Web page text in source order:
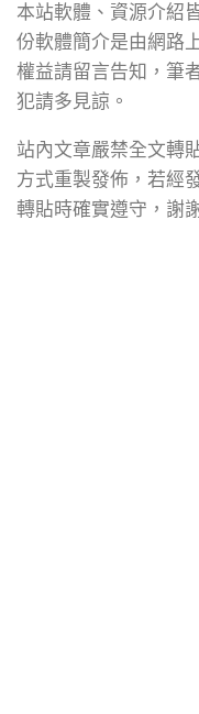
本站軟體、資源介紹
份軟體簡介是由網路
權益請留言告知，筆
犯請多見諒。
站內文章嚴禁全文轉
方式重製發佈，若經
轉貼時確實遵守，謝